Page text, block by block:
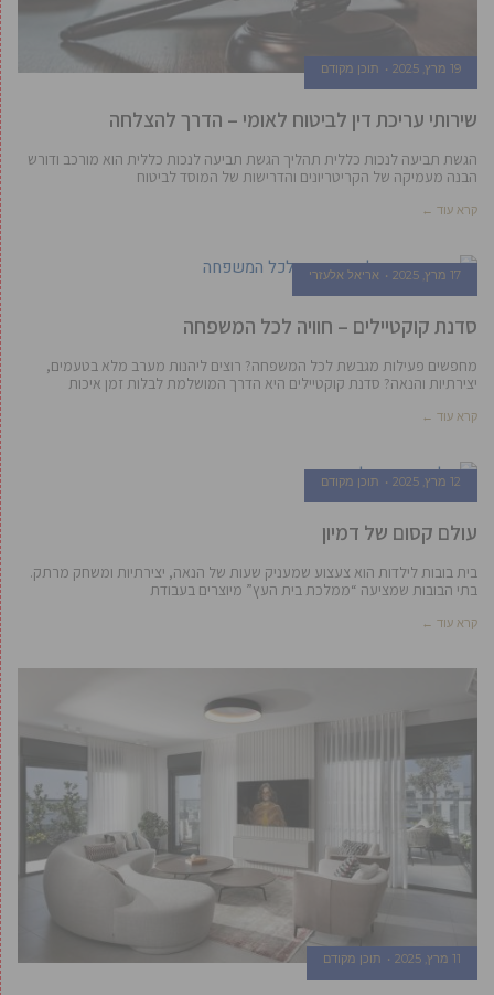
19 מרץ, 2025 תוכן מקודם
שירותי עריכת דין לביטוח לאומי – הדרך להצלחה
הגשת תביעה לנכות כללית תהליך הגשת תביעה לנכות כללית הוא מורכב ודורש
הבנה מעמיקה של הקריטריונים והדרישות של המוסד לביטוח
קרא עוד ←
17 מרץ, 2025 אריאל אלעזרי
סדנת קוקטיילים – חוויה לכל המשפחה
מחפשים פעילות מגבשת לכל המשפחה? רוצים ליהנות מערב מלא בטעמים,
יצירתיות והנאה? סדנת קוקטיילים היא הדרך המושלמת לבלות זמן איכות
קרא עוד ←
12 מרץ, 2025 תוכן מקודם
עולם קסום של דמיון
בית בובות לילדות הוא צעצוע שמעניק שעות של הנאה, יצירתיות ומשחק מרתק.
בתי הבובות שמציעה “ממלכת בית העץ” מיוצרים בעבודת
קרא עוד ←
11 מרץ, 2025 תוכן מקודם